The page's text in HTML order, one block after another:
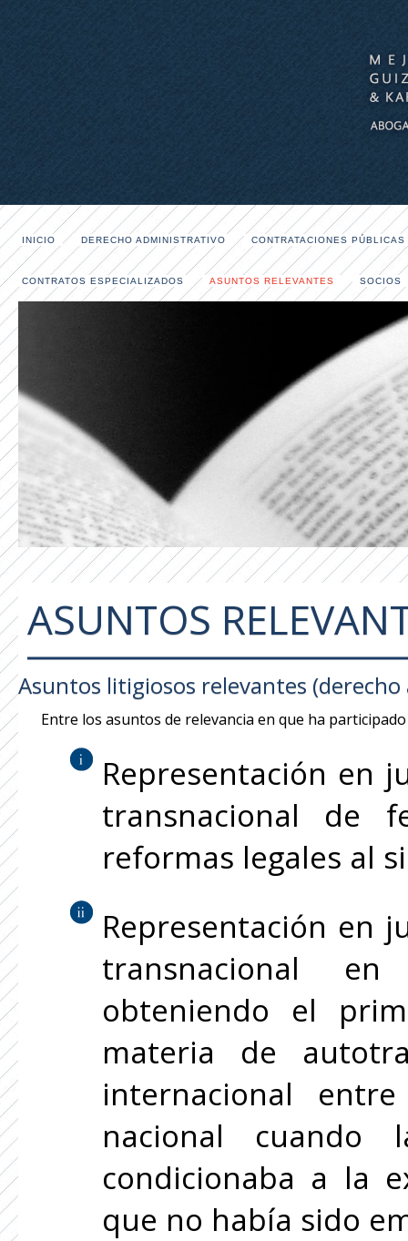
INICIO DERECHO ADMINISTRATIVO CONTRATACIONES PÚBLICAS
CONTRATOS ESPECIALIZADOS ASUNTOS RELEVANTES SOCIOS
ASUNTOS
Asuntos litigiosos relevantes
Entre los asuntos de relevancia en que ha
Representación en
transnacional de
reformas legales al
Representación en
transnacional
obteniendo el
materia de
internacional
nacional
condicionaba a la
que no había sido